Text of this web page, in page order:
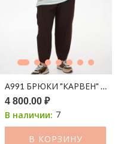
А991 БРЮКИ "КАРВЕН"
4 800.00 ₽
В наличии: 7
В КОРЗИНУ